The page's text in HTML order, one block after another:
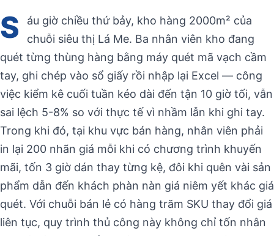
S
áu giờ chiều thứ bảy, kho hàng 2000m² của
chuỗi siêu thị Lá Me. Ba nhân viên kho đang
quét từng thùng hàng bằng máy quét mã vạch cầm
tay, ghi chép vào sổ giấy rồi nhập lại Excel — công
việc kiểm kê cuối tuần kéo dài đến tận 10 giờ tối, vẫn
sai lệch 5-8% so với thực tế vì nhầm lẫn khi ghi tay.
Trong khi đó, tại khu vực bán hàng, nhân viên phải
in lại 200 nhãn giá mỗi khi có chương trình khuyến
mãi, tốn 3 giờ dán thay từng kệ, đôi khi quên vài sản
phẩm dẫn đến khách phàn nàn giá niêm yết khác giá
quét. Với chuỗi bán lẻ có hàng trăm SKU thay đổi giá
liên tục, quy trình thủ công này không chỉ tốn nhân